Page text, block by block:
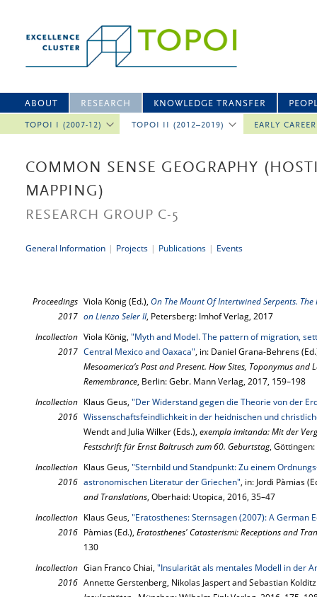
ABOUT RESEARCH
TOPOI I (2007-12) TOPOI II (2012–2019) EARLY
KNOWLEDGE TRANSFER
COMMON SENSE GEOGRAPHY
MAPPING)
RESEARCH GROUP C-5
General Information | Projects | Publications | Events
Proceedings
2017
Viola König (Ed.), On The Mount Of Intertwined Serpents.
on Lienzo Seler II, Petersberg: Imhof Verlag, 2017
Incollection
2017
Viola König, "Myth and Model. The pattern of migration,
Central Mexico and Oaxaca", in: Daniel Grana-Behrens
Mesoamerica‘s Past and Present. How Sites, Toponymus and
Remembrance, Berlin: Gebr. Mann Verlag, 2017, 159–198
Incollection
2016
Klaus Geus, "Der Widerstand gegen die Theorie von der
Wissenschaftsfeindlichkeit in der heidnischen und
Wendt and Julia Wilker (Eds.), exempla imitanda: Mit der
Festschrift für Ernst Baltrusch zum 60. Geburtstag,
Incollection
2016
Klaus Geus, "Sternbild und Standpunkt: Zu einem
astronomischen Literatur der Griechen", in: Jordi Pàmias
and Translations, Oberhaid: Utopica, 2016, 35–47
Incollection
2016
Klaus Geus, "Eratosthenes: Sternsagen (2007): A German
Pàmias (Ed.), Eratosthenes' Catasterismi: Receptions and
130
Incollection
2016
Gian Franco Chiai, "Insularität als mentales Modell in der
Annette Gerstenberg, Nikolas Jaspert and Sebastian